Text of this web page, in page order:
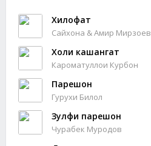
Хилофат
Сайхона & Амир Мирзоев
Холи кашангат
Кароматуллои Курбон
Парешон
Гурухи Билол
Зулфи парешон
Чурабек Муродов